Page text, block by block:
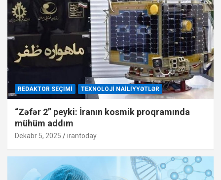
REDAKTOR SEÇIMI TEXNOLOJI NAILIYYƏTLƏR
“Zəfər 2” peyki: İranın kosmik proqramında
mühüm addım
Dekabr 5, 2025 irantoday